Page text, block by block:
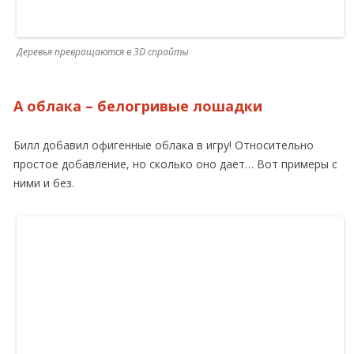
Деревья превращаются в 3D спрайты
А облака – белогривые лошадки
Билл добавил офигенные облака в игру! Относительно
простое добавление, но сколько оно дает… Вот примеры с
ними и без.